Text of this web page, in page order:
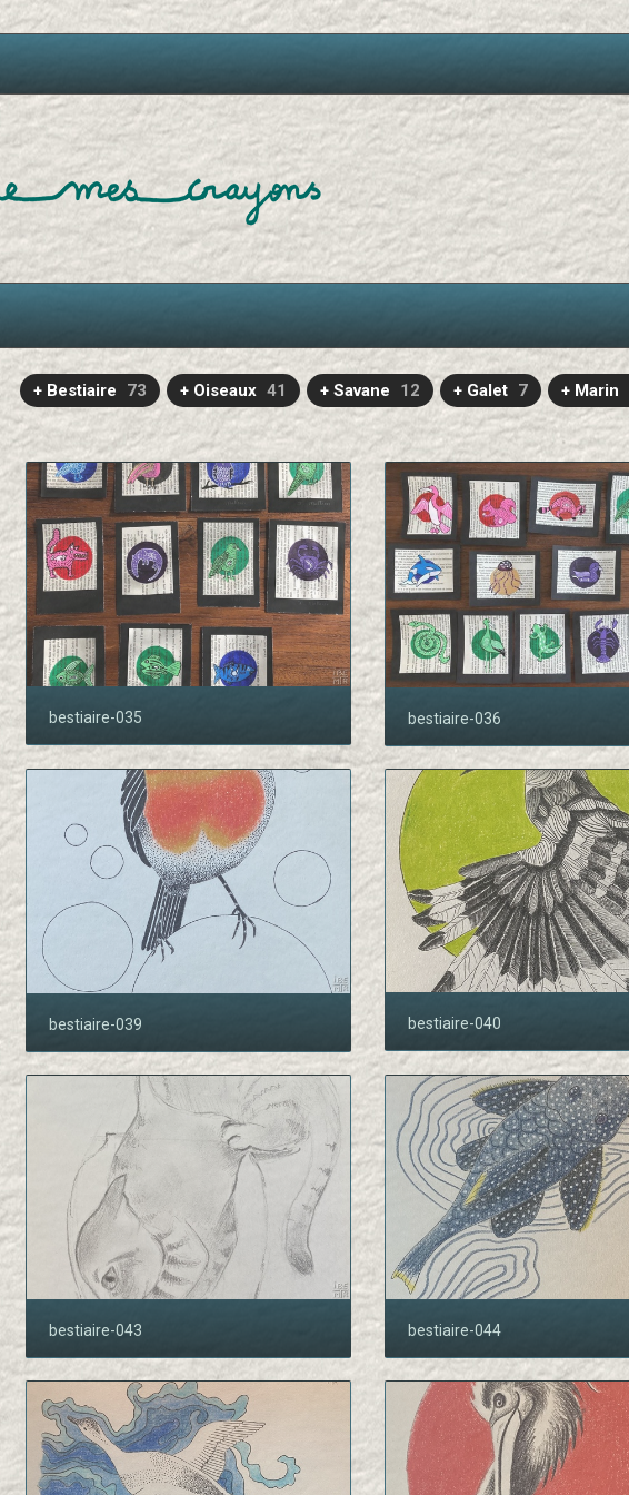
+ Bestiaire 73 + Oiseaux 41 + Savane 12 + Galet 7 + Marin
bestiaire-035 bestiaire-036
bestiaire-039 bestiaire-040
bestiaire-043 bestiaire-044